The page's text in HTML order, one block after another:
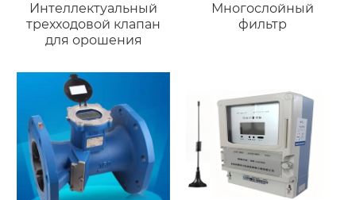
Интеллектуальный
трехходовой клапан
для орошения
Многослойный
фильтр